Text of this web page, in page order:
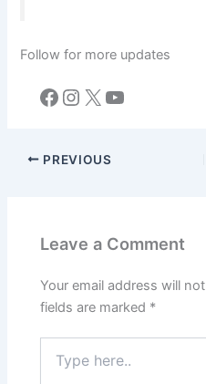
Follow for more updates
Facebook
Instagram
X YouTube
PREVIOUS
Leave a Comment
Your email address will
fields are marked *
here..